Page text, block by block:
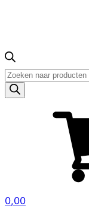
Producten
zoeken
0,00